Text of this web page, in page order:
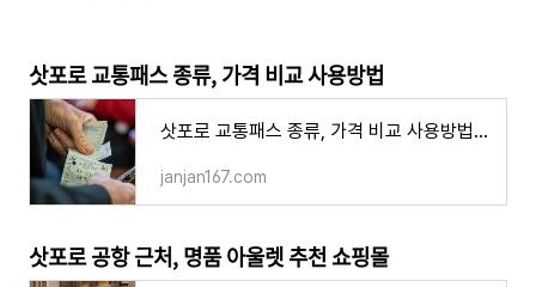
삿포로 교통패스 종류, 가격 비교 사용방법
삿포로 교통패스 종류, 가격 비교 사용방법 현금 구매 주의할 점
janjan167.com
삿포로 공항 근처, 명품 아울렛 추천 쇼핑몰